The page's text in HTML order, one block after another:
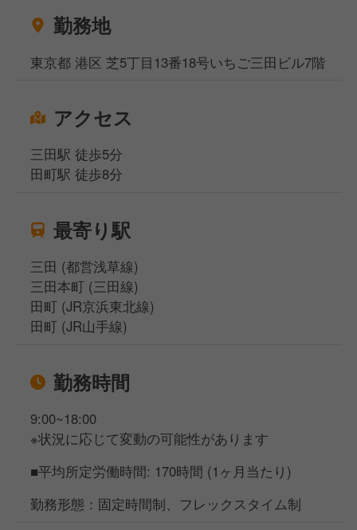
勤務地
東京都 港区 芝5丁目​13番18号​いちご三田ビル7階
アクセス
三田駅 徒歩5分
田町駅 徒歩8分
最寄り駅
三田 (都営浅草線)
三田本町 (三田線)
田町 (JR京浜東北線)
田町 (JR山手線)
勤務時間
9:00~18:00
※状況に応じて変動の可能性があります
■平均所定労働時間: 170時間 (1ヶ月当たり)
勤務形態：固定時間制、フレックスタイム制